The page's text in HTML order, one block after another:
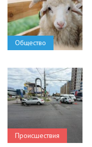
Общество
Происшествия